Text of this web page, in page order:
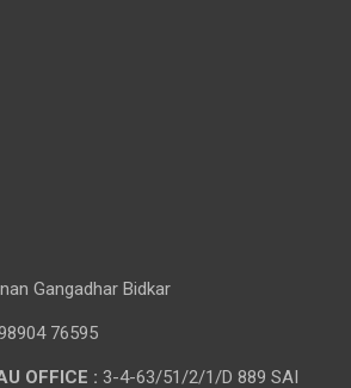
Gangadhar Bidkar
76595
OFFICE : 3-4-63/51/2/1/D 889 SAI